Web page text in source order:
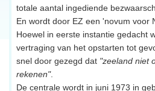
totale aantal ingediende
En wordt door EZ een 'novum voor
Hoewel in eerste instantie gedacht
vertraging van het opstarten tot
snel door gezegd dat "zeeland niet
rekenen".
De centrale wordt in juni 1973 in